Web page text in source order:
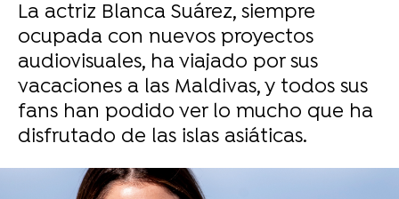
La actriz Blanca Suárez, siempre
ocupada con nuevos proyectos
audiovisuales, ha viajado por sus
vacaciones a las Maldivas, y todos sus
fans han podido ver lo mucho que ha
disfrutado de las islas asiáticas.